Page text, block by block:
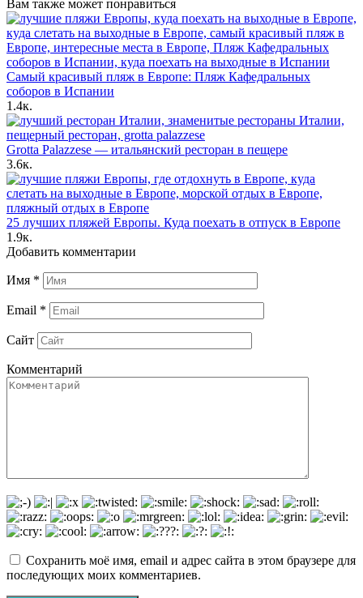
Вам также может понравиться
Самый красивый пляж в Европе: Пляж Кафедральных
соборов в Испании
1.4к.
Grotta Palazzese — итальянский ресторан в пещере
3.6к.
25 лучших пляжей Европы. Куда поехать в отпуск в Европе
1.9к.
Добавить комментарии
Имя *
Email *
Сайт
Комментарий
Сохранить моё имя, email и адрес сайта в этом браузере для
последующих моих комментариев.